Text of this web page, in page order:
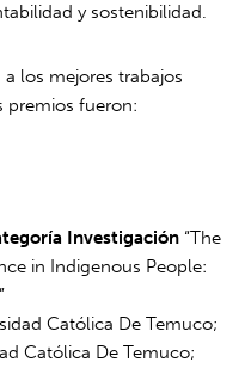
y sostenibilidad.
los mejores trabajos
premios fueron:
Investigación “The
in Indigenous People:
Católica De Temuco;
Católica De Temuco;